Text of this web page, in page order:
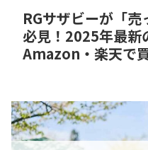
RGサザビーが「
必見！2025年最新
Amazon・楽天で